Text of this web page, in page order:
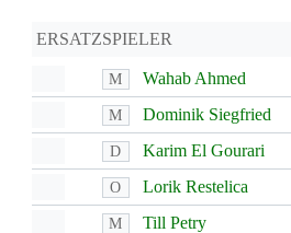
ERSATZSPIELER
M Wahab Ahmed
M Dominik Siegfried
D Karim El Gourari
O Lorik Restelica
M Till Petry